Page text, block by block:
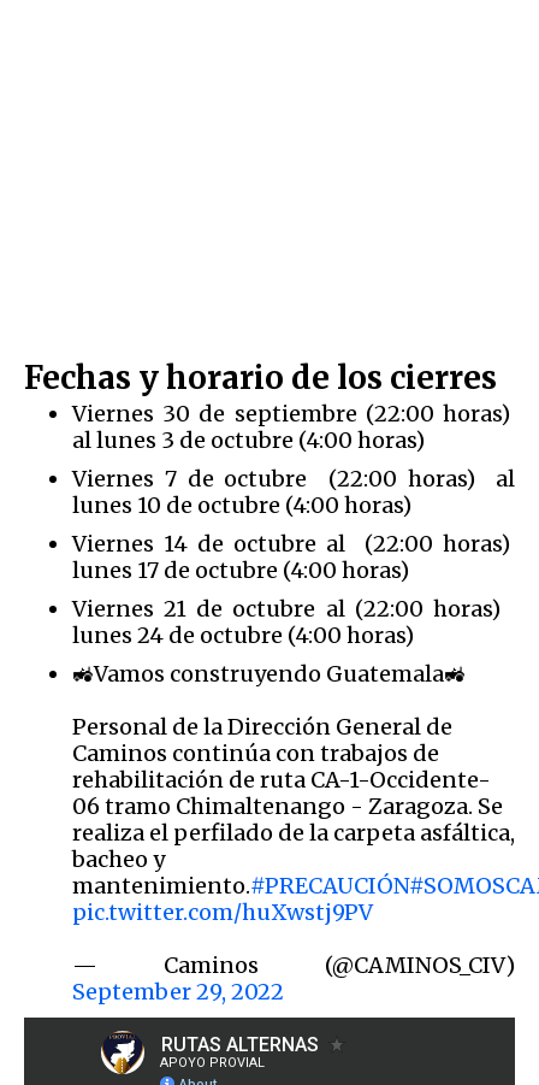
Fechas y horario de los cierres
Viernes 30 de septiembre (22:00 horas)
al lunes 3 de octubre (4:00 horas)
Viernes 7 de octubre (22:00 horas) al
lunes 10 de octubre (4:00 horas)
Viernes 14 de octubre al (22:00 horas)
lunes 17 de octubre (4:00 horas)
Viernes 21 de octubre al (22:00 horas)
lunes 24 de octubre (4:00 horas)
🚜Vamos construyendo Guatemala🚜
Personal de la Dirección General de
Caminos continúa con trabajos de
rehabilitación de ruta CA-1-Occidente-
06 tramo Chimaltenango - Zaragoza. Se
realiza el perfilado de la carpeta asfáltica,
bacheo y
mantenimiento.#PRECAUCIÓN
pic.twitter.com/huXwstj9PV
— Caminos (@CAMINOS_CIV)
September 29, 2022